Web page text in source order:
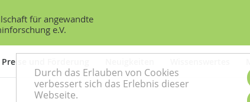
Durch das Erlauben von Cookies
verbessert sich das Erlebnis dieser
Webseite.
für angewandte
e.V.
Preise und Förderung